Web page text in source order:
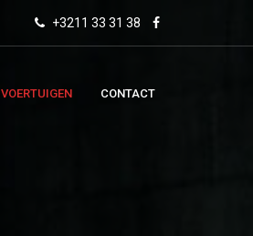
+3211 33 31 38
VOERTUIGEN CONTACT